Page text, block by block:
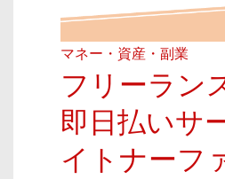
マネー・資産・副業
フリーラン
即日払いサ
イトナーフ